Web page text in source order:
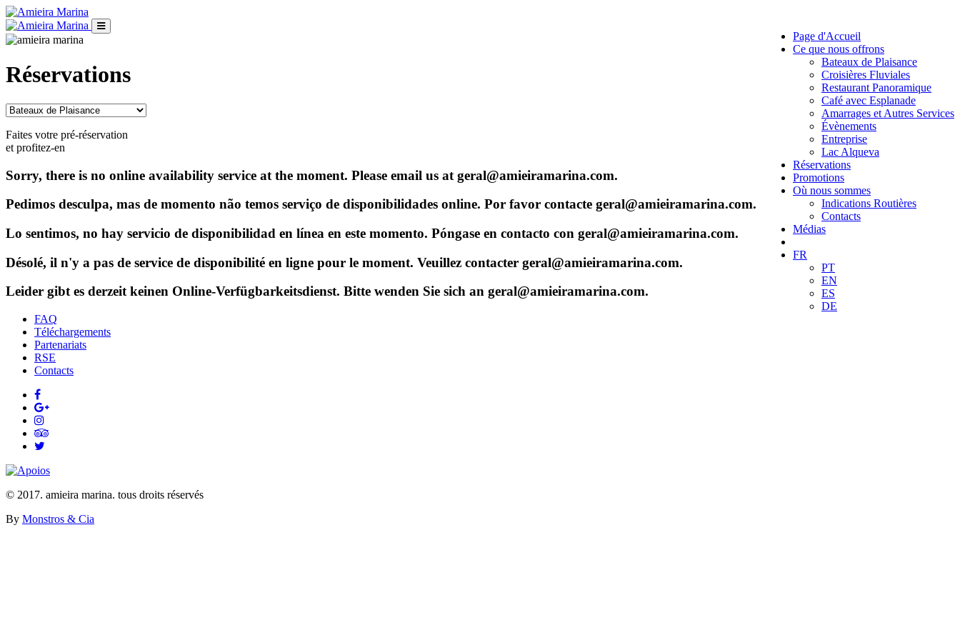
Page d'Accueil
Ce que nous offrons
Bateaux de Plaisance
Croisières Fluviales
Restaurant Panoramique
Café avec Esplanade
Amarrages et Autres Services
Évènements
Entreprise
Lac Alqueva
Réservations
Promotions
Où nous sommes
Indications Routières
Contacts
Médias
FR
PT
EN
ES
DE
Réservations
Faites votre pré-réservation
et profitez-en
Sorry, there is no online availability service at the moment. Please email us at geral@amieiramarina.com.
Pedimos desculpa, mas de momento não temos serviço de disponibilidades online. Por favor contacte geral@amieiramarina.com.
Lo sentimos, no hay servicio de disponibilidad en línea en este momento. Póngase en contacto con geral@amieiramarina.com.
Désolé, il n'y a pas de service de disponibilité en ligne pour le moment. Veuillez contacter geral@amieiramarina.com.
Leider gibt es derzeit keinen Online-Verfügbarkeitsdienst. Bitte wenden Sie sich an geral@amieiramarina.com.
FAQ
Téléchargements
Partenariats
RSE
Contacts
© 2017. amieira marina. tous droits réservés
By Monstros & Cia